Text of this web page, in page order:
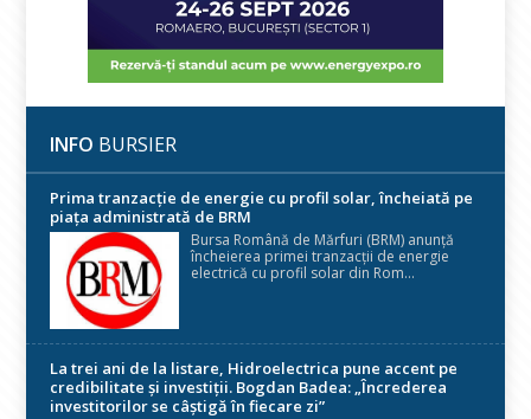
INFO BURSIER
Prima tranzacție de energie cu profil solar, încheiată pe
piața administrată de BRM
Bursa Română de Mărfuri (BRM) anunță
încheierea primei tranzacții de energie
electrică cu profil solar din Rom...
La trei ani de la listare, Hidroelectrica pune accent pe
credibilitate și investiții. Bogdan Badea: „Încrederea
investitorilor se câștigă în fiecare zi”